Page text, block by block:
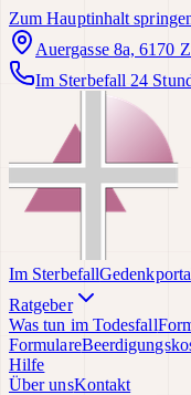
Zum Hauptinhalt
Auergasse 8a, 6170
Im Sterbefall 24
Im Sterbefall
Ratgeber
Was tun im Todesfall
Formulare
Hilfe
Über unsKontakt